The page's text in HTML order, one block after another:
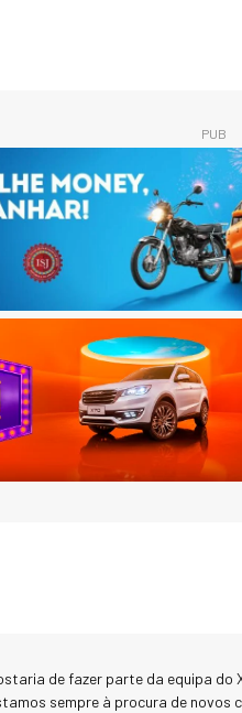
PUB
de fazer parte da equipa do
sempre à procura de novos